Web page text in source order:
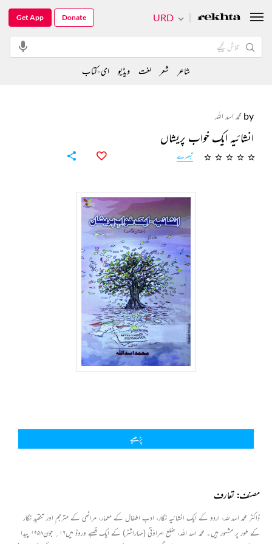
by محمد اسد اللہ
انشائیہ ایک خواب پریشاں
تبصرے
پڑھیے
مصنف: تعارف
ڈاکٹر محمد اسد للہ، اردو کے ایک انشائیہ نگار، ادبِ اطفال کے معمار، مراٹھی کے مترجم اور تنقید نگار
کے طور پر مشہور ہیں۔ محمد اسد اللہ، ضلع امراؤتی (مہاراشٹر) کے ایک قصبے وروڈ میں۱۶
جون۱۹۵۸ پیدا
URD
Get App Donate
شاعر شعر لغت ویڈیو ای-کتاب